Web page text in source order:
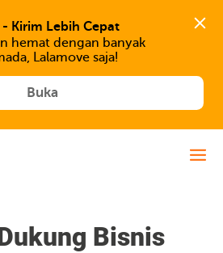
Kirim Lebih Cepat
hemat dengan banyak
Buka
Bisnis